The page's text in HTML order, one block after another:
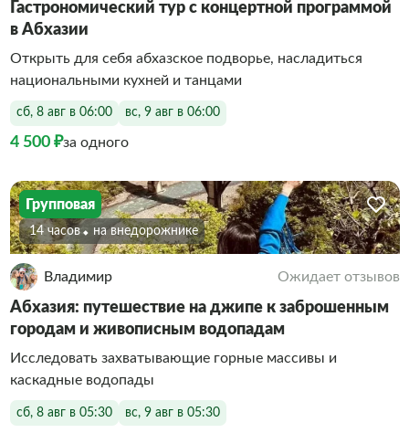
Гастрономический тур с концертной программой
в Абхазии
Открыть для себя абхазское подворье, насладиться
национальными кухней и танцами
сб, 8 авг в 06:00 вс, 9 авг в 06:00
4 500 ₽за одного
Групповая
14 часов На внедорожнике
Владимир Ожидает отзывов
Абхазия: путешествие на джипе к заброшенным
городам и живописным водопадам
Исследовать захватывающие горные массивы и
каскадные водопады
сб, 8 авг в 05:30 вс, 9 авг в 05:30